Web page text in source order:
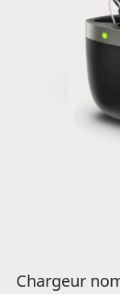
Chargeur